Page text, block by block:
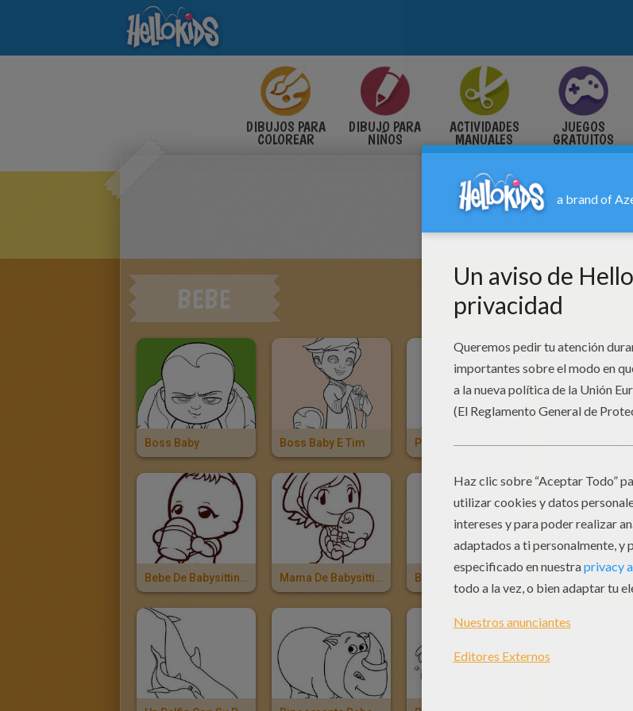
DIBUJOS PARA
COLOREAR
DIBUJO PARA
NIÑOS
ACTIVIDADES
MANUALES
JUEGOS
GRATUITOS
BEBE
Boss Baby Boss Baby E Tim Pocoyo
Bebe De Babysitting Mama Comiendo Mama De Babysitting Mama Con Un Bebé Bebe OSO PANDA Bebe Poni